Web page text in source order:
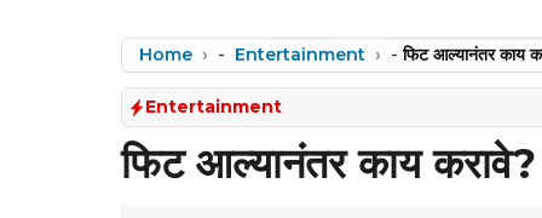
Home - Entertainment -फिट आल्यानंतर काय
Entertainment
फिट आल्यानंतर काय करावे?